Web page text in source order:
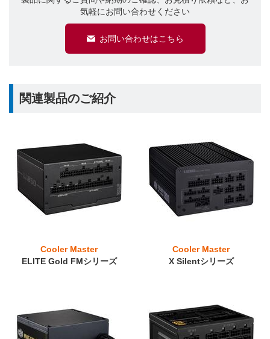
気軽にお問い合わせください
お問い合わせはこちら
関連製品のご紹介
Cooler Master
ELITE Gold FMシリーズ
Cooler Master
X Silentシリーズ